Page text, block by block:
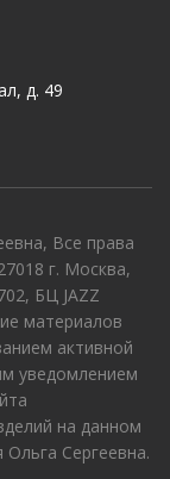
д. 49
Все права
г. Москва,
БЦ JAZZ
материалов
активной
уведомлением
на данном
Сергеевна.